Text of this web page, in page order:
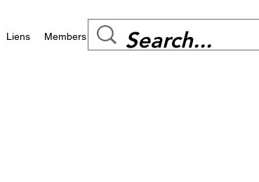
Liens Members